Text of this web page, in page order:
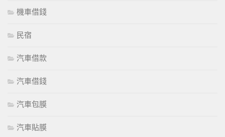
機車借錢
民宿
汽車借款
汽車借錢
汽車包膜
汽車貼膜